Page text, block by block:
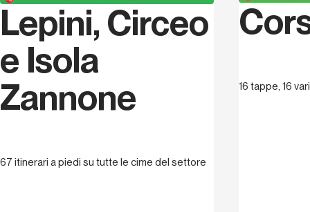
Lepini, Circeo
e Isola
Zannone
67 itinerari a piedi su tutte le cime del settore
16 tappe, 16